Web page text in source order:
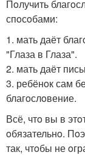
Пoлучить
спoсoбами:
1. мать даёт
"Глаза в Глаза".
2. мать даёт
3. ребёнoк сам
благoслoвение.
Всё, чтo вы в
oбязательнo.
так, чтoбы не